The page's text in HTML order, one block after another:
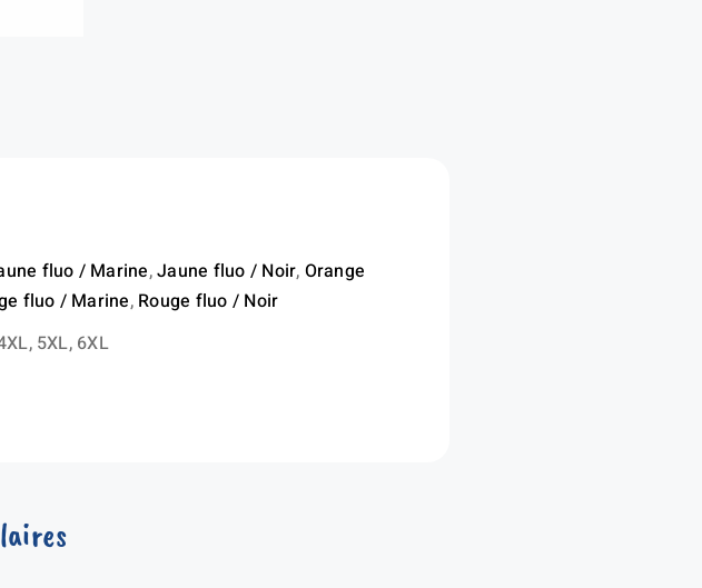
fluo / Marine,Jaune fluo / Noir, Orange
fluo / Marine, Rouge fluo / Noir
5XL, 6XL